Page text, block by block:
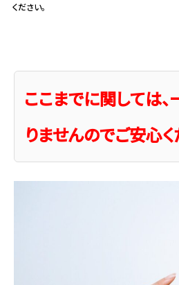
ください。
ここまでに関しては
りませんのでご安心く